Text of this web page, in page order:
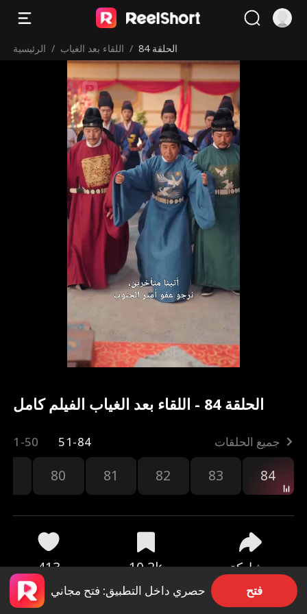
الرئيسية / اللقاء بعد الغياب / الحلقة 84
الحلقة 84 - اللقاء بعد الغياب الفيلم كامل
1-50 51-84 جميع الحلقات
80 81 82 83 84
413 10.2k مشاركة
حصري داخل التطبيق: فتح مجاني فتح